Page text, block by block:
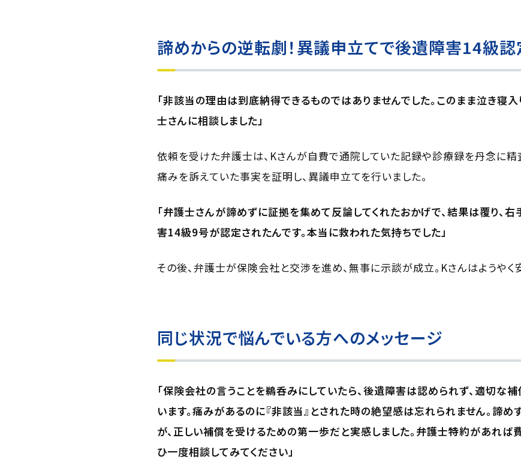
諦めからの逆転劇！異議申立てで後遺障害14級
「非該当の理由は到底納得できるものではありませんでした。このまま泣き寝入
士さんに相談しました」
依頼を受けた弁護士は、Kさんが自費で通院していた記録や診療録を丹念に精
痛みを訴えていた事実を証明し、異議申立てを行いました。
「弁護士さんが諦めずに証拠を集めて反論してくれたおかげで、結果は覆り、
害14級9号が認定されたんです。本当に救われた気持ちでした」
その後、弁護士が保険会社と交渉を進め、無事に示談が成立。Kさんはようやく
同じ状況で悩んでいる方へのメッセージ
「保険会社の言うことを鵜呑みにしていたら、後遺障害は認められず、適切な
います。痛みがあるのに『非該当』とされた時の絶望感は忘れられません。諦
が、正しい補償を受けるための第一歩だと実感しました。弁護士特約があれば
ひ一度相談してみてください」